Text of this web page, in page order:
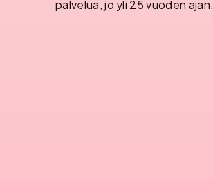
palvelua, jo yli 25 vuoden ajan.